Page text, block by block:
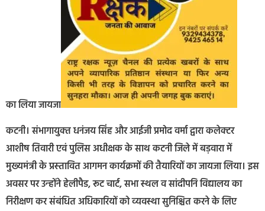
का लिया जायजा
कटनी। संभागायुक्‍त धनंजय सिंह और आईजी प्रमोद वर्मा द्वारा कलेक्‍टर
आशीष तिवारी एवं पुलिस अधीक्षक के साथ कटनी जिले में बड़वारा में
मुख्‍यमंत्री के प्रस्‍तावित आगमन कार्यक्रमों की तैयारियों का जायजा लिया। इस
अवसर पर उन्‍होंने हेलीपैड, रूट चार्ट, सभा स्‍थल व सांदी‍पनि विद्यालय का
निरीक्षण कर संबंधित अधिकारियों को व्‍यवस्‍था सुनिश्चित करने के लिए